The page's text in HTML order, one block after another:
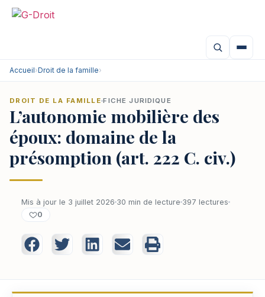
Accueil›Droit de la famille›
DROIT DE LA FAMILLE FICHE JURIDIQUE
L’autonomie mobilière des
époux: domaine de la
présomption (art. 222 C. civ.)
Mis à jour le 3 juillet 2026 30 min de lecture 397 lectures
0